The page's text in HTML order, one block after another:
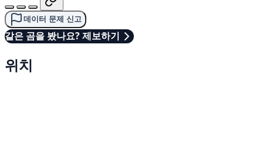
데이터 문제 신고
같은 곰을 봤나요? 제보하기
위치